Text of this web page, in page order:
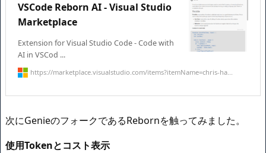
VSCode Reborn AI - Visual Studio
Marketplace
Extension for Visual Studio Code - Code with
AI in VSCod ...
https://marketplace.visualstudio.com/items?itemName=chris-ha...
次にGenieのフォークであるRebornを触ってみました。
使用Tokenとコスト表示